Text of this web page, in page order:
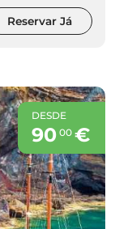
Reservar Já
DESDE
90 00€